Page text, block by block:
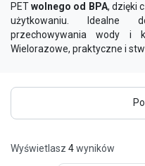
PETwolnego od BPA, dzięki
użytkowaniu. Idealne
przechowywania wody i
Wielorazowe, praktyczne i
Wyświetlasz 4wyników